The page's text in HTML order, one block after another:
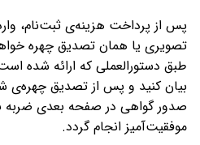
پس از پرداخت هزینه‌ی ثبت‌نام،
تصویری یا همان تصدیق چهره
طبق دستورالعملی که ارائه شده
بیان کنید و پس از تصدیق چهره‌ی
صدور گواهی در صفحه بعدی ضربه
موفقیت‌آمیز انجام گردد.